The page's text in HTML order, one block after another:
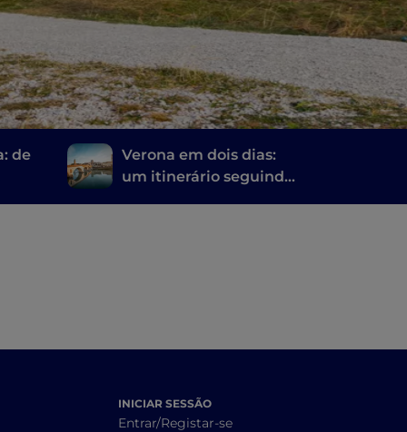
de
Verona em dois dias:
um itinerário seguindo
INICIAR SESSÃO
Entrar/Registar-se